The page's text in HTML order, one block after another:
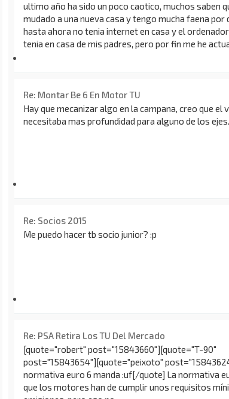
ultimo año ha sido un poco caotico, muchos saben
mudado a una nueva casa y tengo mucha faena por
hasta ahora no tenia internet en casa y el
tenia en casa de mis padres, pero por fin me he
Re: Montar Be 6 En Motor TU
Hay que mecanizar algo en la campana, creo que el
necesitaba mas profundidad para alguno de los ejes.
Re: Socios 2015
Me puedo hacer tb socio junior? :p
Re: PSA Retira Los TU Del Mercado
[quote="robert" post="15843660"][quote="T-90"
post="15843654"][quote="peixoto"
normativa euro 6 manda :uf[/quote] La normativa
que los motores han de cumplir unos requisitos